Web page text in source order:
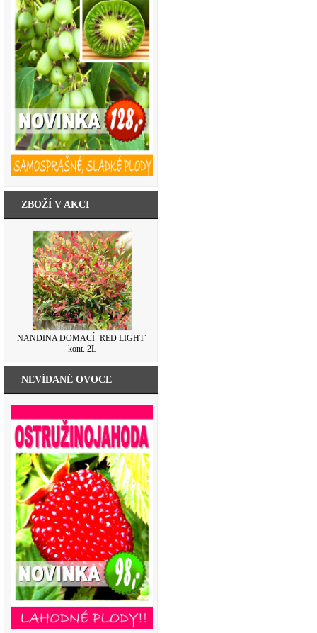
ZBOŽÍ V AKCI
NANDINA DOMACÍ ´RED LIGHT´
kont. 2L
NEVÍDANÉ OVOCE